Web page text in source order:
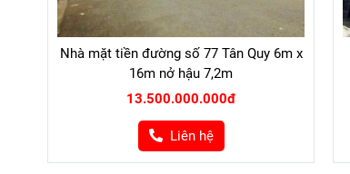
Nhà mặt tiền đường số 77 Tân Quy 6m x
16m nở hậu 7,2m
13.500.000.000đ
Liên hệ